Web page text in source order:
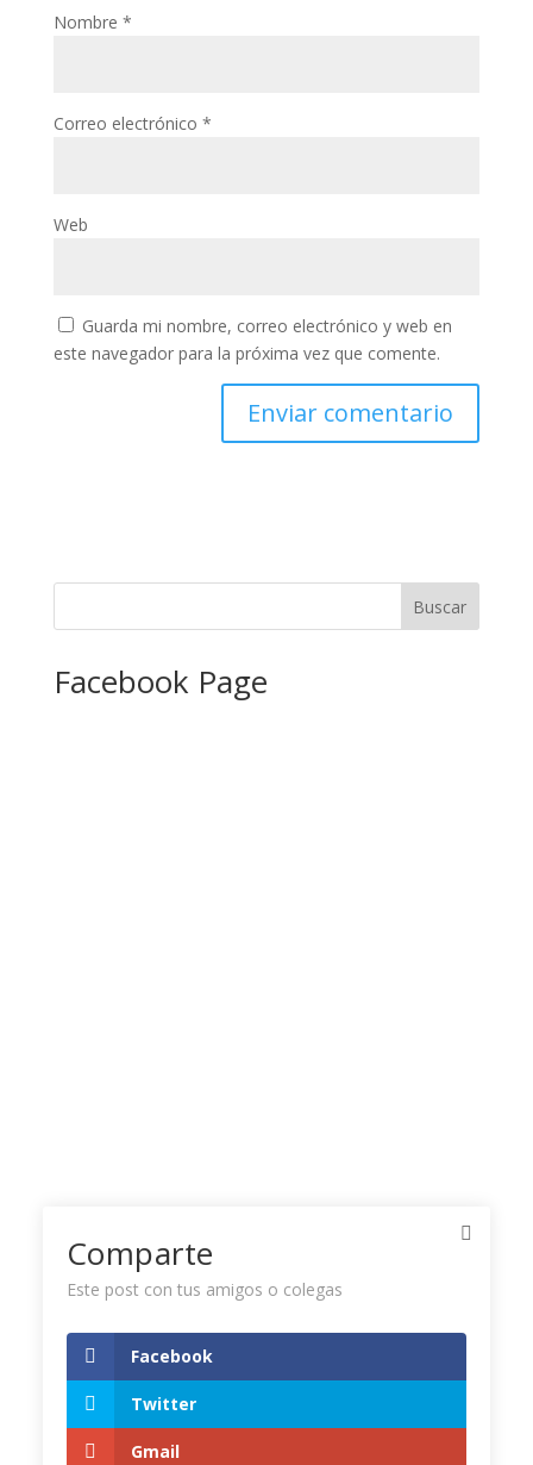
Nombre *
Correo electrónico *
Web
Guarda mi nombre, correo electrónico y web en
este navegador para la próxima vez que comente.
Facebook Page
Twitter Timeline
Comparte
Este post con tus amigos o colegas
Facebook
Twitter
Gmail